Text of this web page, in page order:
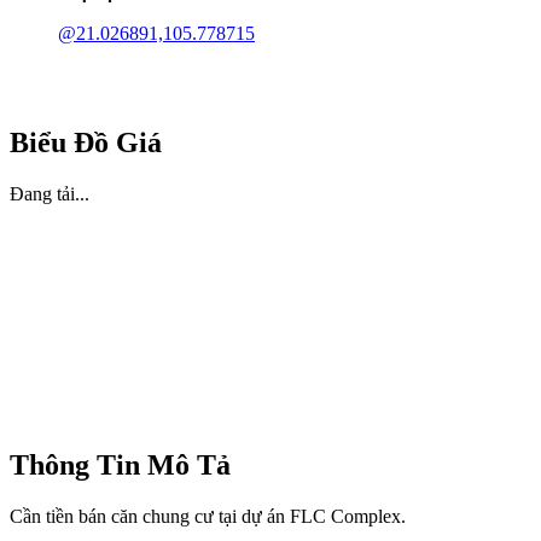
@21.026891,105.778715
Biểu Đồ Giá
Đang tải...
Thông Tin Mô Tả
Cần tiền bán căn chung cư tại dự án FLC Complex.